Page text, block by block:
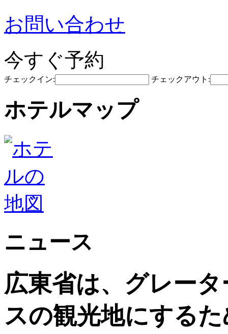
お問い合わせ
今すぐ予約
チェックイン: チェックアウト:
ホテルマップ
ニュース
広東省は、グレー
スの観光地にする